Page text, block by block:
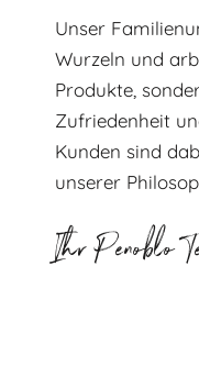
Unser
Wurzeln und
Produkte,
Zufriedenheit
Kunden sind
unserer
Ihr Penoblo